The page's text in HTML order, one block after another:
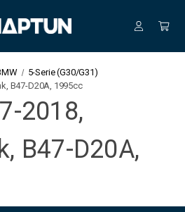
5-Serie (G30/G31)
B47-D20A, 1995cc
2018,
B47-D20A,